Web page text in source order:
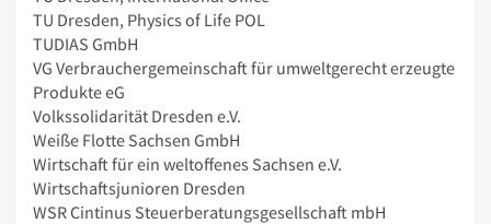
TU Dresden, Physics of Life POL
TUDIAS GmbH
VG Verbrauchergemeinschaft für umweltgerecht erzeugte
Produkte eG
Volkssolidarität Dresden e.V.
Weiße Flotte Sachsen GmbH
Wirtschaft für ein weltoffenes Sachsen e.V.
Wirtschaftsjunioren Dresden
WSR Cintinus Steuerberatungsgesellschaft mbH